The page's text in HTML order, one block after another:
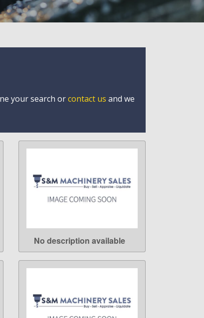
your search orcontact us and we
LEARN MORE
No description available